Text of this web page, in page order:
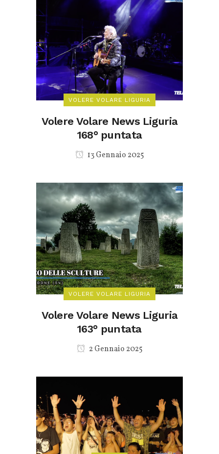
VOLERE VOLARE LIGURIA
Volere Volare News Liguria
168° puntata
13 Gennaio 2025
VOLERE VOLARE LIGURIA
Volere Volare News Liguria
163° puntata
2 Gennaio 2025